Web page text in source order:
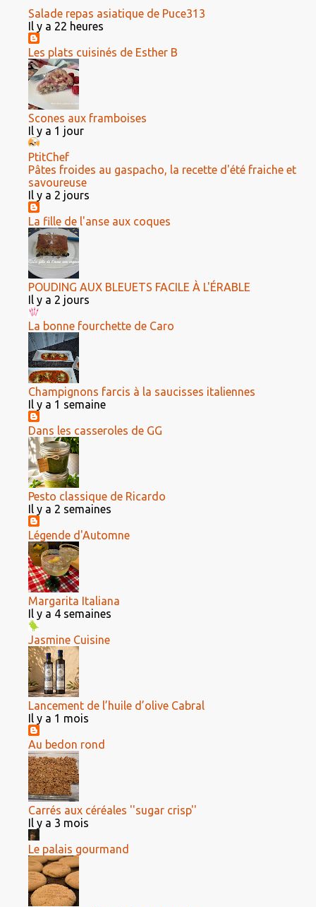
Salade repas asiatique de Puce313
Il y a 22 heures
Les plats cuisinés de Esther B
Scones aux framboises
Il y a 1 jour
PtitChef
Pâtes froides au gaspacho, la recette d'été fraiche et
savoureuse
Il y a 2 jours
La fille de l'anse aux coques
POUDING AUX BLEUETS FACILE À L'ÉRABLE
Il y a 2 jours
La bonne fourchette de Caro
Champignons farcis à la saucisses italiennes
Il y a 1 semaine
Dans les casseroles de GG
Pesto classique de Ricardo
Il y a 2 semaines
Légende d'Automne
Margarita Italiana
Il y a 4 semaines
Jasmine Cuisine
Lancement de l’huile d’olive Cabral
Il y a 1 mois
Au bedon rond
Carrés aux céréales ''sugar crisp''
Il y a 3 mois
Le palais gourmand